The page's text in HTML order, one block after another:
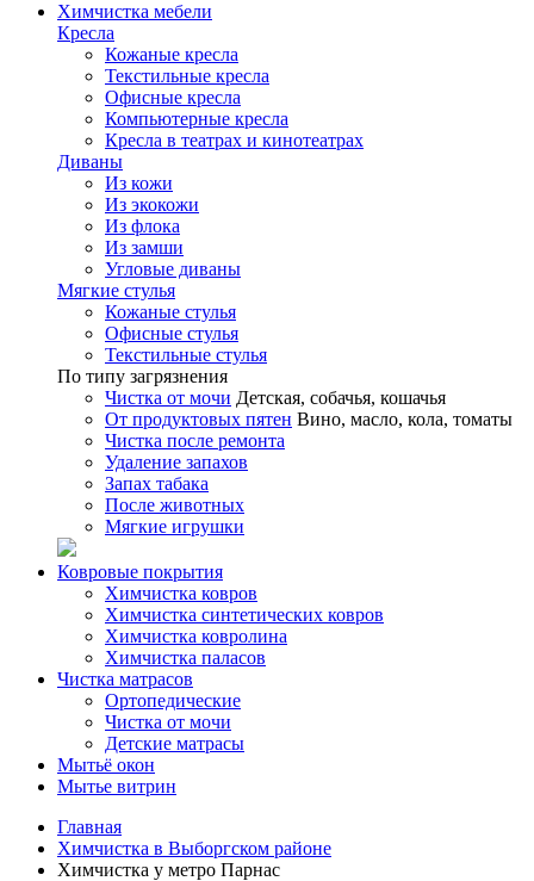
Химчистка мебели
Кресла
Кожаные кресла
Текстильные кресла
Офисные кресла
Компьютерные кресла
Кресла в театрах и кинотеатрах
Диваны
Из кожи
Из экокожи
Из флока
Из замши
Угловые диваны
Мягкие стулья
Кожаные стулья
Офисные стулья
Текстильные стулья
По типу загрязнения
Чистка от мочи Детская, собачья, кошачья
От продуктовых пятен Вино, масло, кола, томаты
Чистка после ремонта
Удаление запахов
Запах табака
После животных
Мягкие игрушки
Ковровые покрытия
Химчистка ковров
Химчистка синтетических ковров
Химчистка ковролина
Химчистка паласов
Чистка матрасов
Ортопедические
Чистка от мочи
Детские матрасы
Мытьё окон
Мытье витрин
Главная
Химчистка в Выборгском районе
Химчистка у метро Парнас